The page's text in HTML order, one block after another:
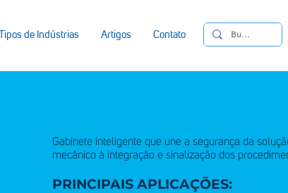
Tipos de Indústrias Artigos Contato
Gabinete inteligente que une a segurança da
mecânico à integração e sinalização dos
PRINCIPAIS APLICAÇÕES: